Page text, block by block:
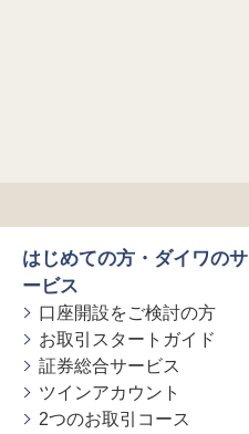
はじめての方・ダイワのサ
ービス
口座開設をご検討の方
お取引スタートガイド
証券総合サービス
ツインアカウント
2つのお取引コース